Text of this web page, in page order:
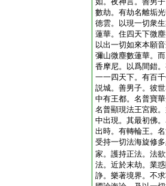
數劫。有劫名離垢
徳雲。以現一切衆
蓮華。住四天下微
以出一切如來本願
彌山微塵數蓮華。
香摩尼。以爲間錯
一一四天下。有百
説城。善男子。彼
中有王都。名普寶
名普顯現法王宮殿
中出現。其最初佛
出時。有轉輪王。
受持一切法海旋修
家。護持正法。法
法。近於末劫。業
諍。樂著境界。不